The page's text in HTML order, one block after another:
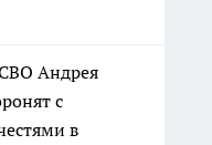
Андрея
с
в